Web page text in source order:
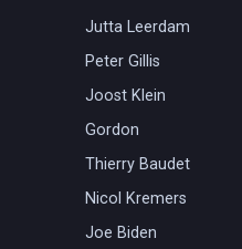
Jutta Leerdam
Peter Gillis
Joost Klein
Gordon
Thierry Baudet
Nicol Kremers
Joe Biden